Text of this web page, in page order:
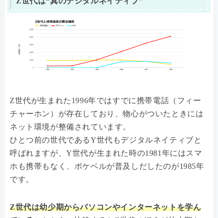
Z世代が生まれた1996年ではすでに携帯電話（フィー
チャーホン）が存在しており、物心がついたときには
ネット環境が整備されています。
ひとつ前の世代であるY世代もデジタルネイティブと
呼ばれますが、Y世代が生まれた時の1981年にはスマ
ホも携帯もなく、ポケベルが普及しだしたのが1985年
です。
Z世代は幼少期からパソコンやインターネットを学ん